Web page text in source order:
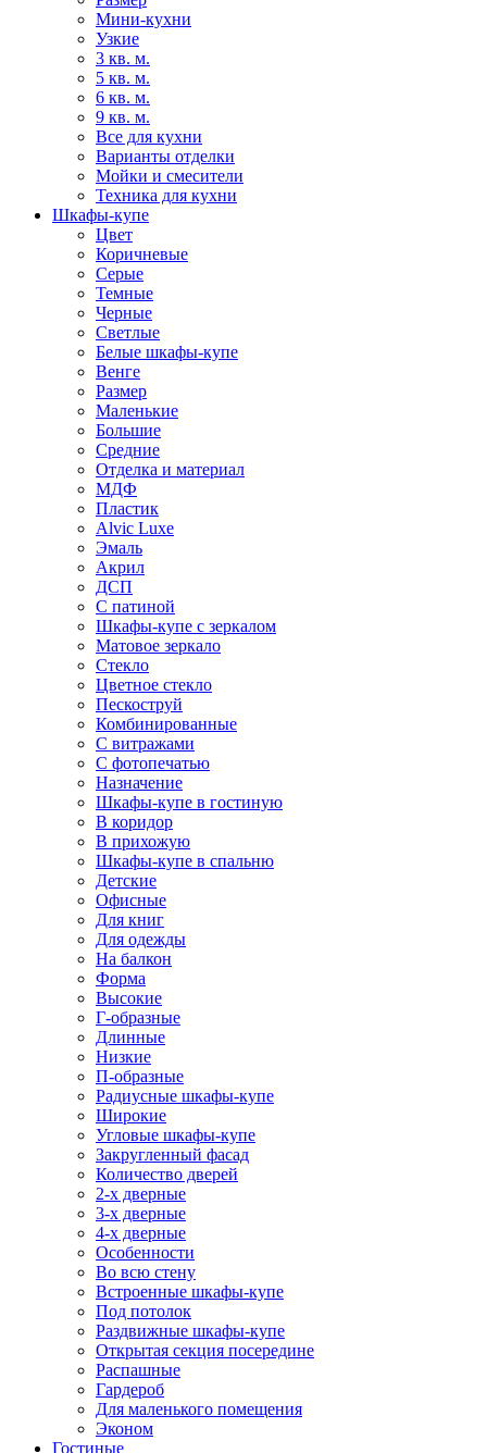
Мини-кухни
Узкие
3 кв. м.
5 кв. м.
6 кв. м.
9 кв. м.
Все для кухни
Варианты отделки
Мойки и смесители
Техника для кухни
Шкафы-купе
Цвет
Коричневые
Серые
Темные
Черные
Светлые
Белые шкафы-купе
Венге
Размер
Маленькие
Большие
Средние
Отделка и материал
МДФ
Пластик
Alvic Luxe
Эмаль
Акрил
ДСП
С патиной
Шкафы-купе с зеркалом
Матовое зеркало
Стекло
Цветное стекло
Пескоструй
Комбинированные
С витражами
С фотопечатью
Назначение
Шкафы-купе в гостиную
В коридор
В прихожую
Шкафы-купе в спальню
Детские
Офисные
Для книг
Для одежды
На балкон
Форма
Высокие
Г-образные
Длинные
Низкие
П-образные
Радиусные шкафы-купе
Широкие
Угловые шкафы-купе
Закругленный фасад
Количество дверей
2-х дверные
3-х дверные
4-х дверные
Особенности
Во всю стену
Встроенные шкафы-купе
Под потолок
Раздвижные шкафы-купе
Открытая секция посередине
Распашные
Гардероб
Для маленького помещения
Эконом
Гостиные